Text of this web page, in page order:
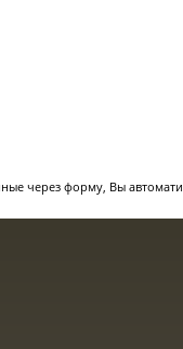
через форму, Вы